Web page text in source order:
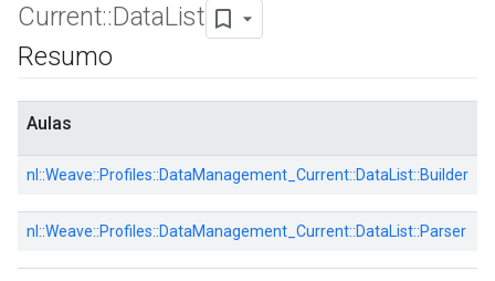
Current::DataList
Resumo
Aulas
nl::Weave::Profiles::DataManagement_Current::DataList::Builder
nl::Weave::Profiles::DataManagement_Current::DataList::Parser